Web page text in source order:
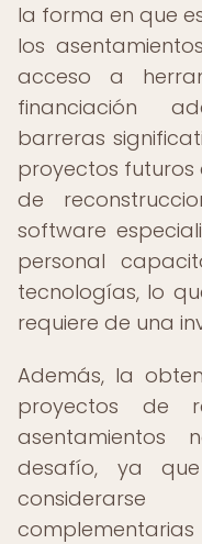
la forma en que
los
acceso a
financiación
barreras
proyectos futuros
de
software
personal
tecnologías, lo
requiere de una
Además, la
proyectos de
asentamientos
desafío, ya